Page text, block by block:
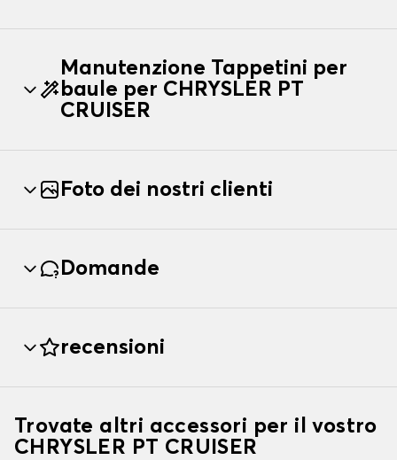
Manutenzione Tappetini per
baule per CHRYSLER PT
CRUISER
Foto dei nostri clienti
Domande
recensioni
Trovate altri accessori per il vostro
CHRYSLER PT CRUISER